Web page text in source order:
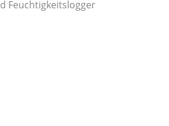
Feuchtigkeitslogger